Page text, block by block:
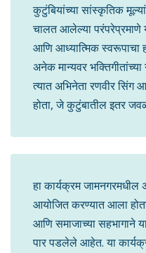
कुटुंबियांच्या सांस्कृतिक
चालत आलेल्या परंपरेप्रमाणे
आणि आध्यात्मिक स्वरूपाचा
अनेक मान्यवर भक्तिगीतांच्या
त्यात अभिनेता रणवीर सिंग
होता, जे कुटुंबातील इतर
हा कार्यक्रम जामनगरमधील
आयोजित करण्यात आला
आणि समाजाच्या सहभागाने
पार पडलेले आहेत. या